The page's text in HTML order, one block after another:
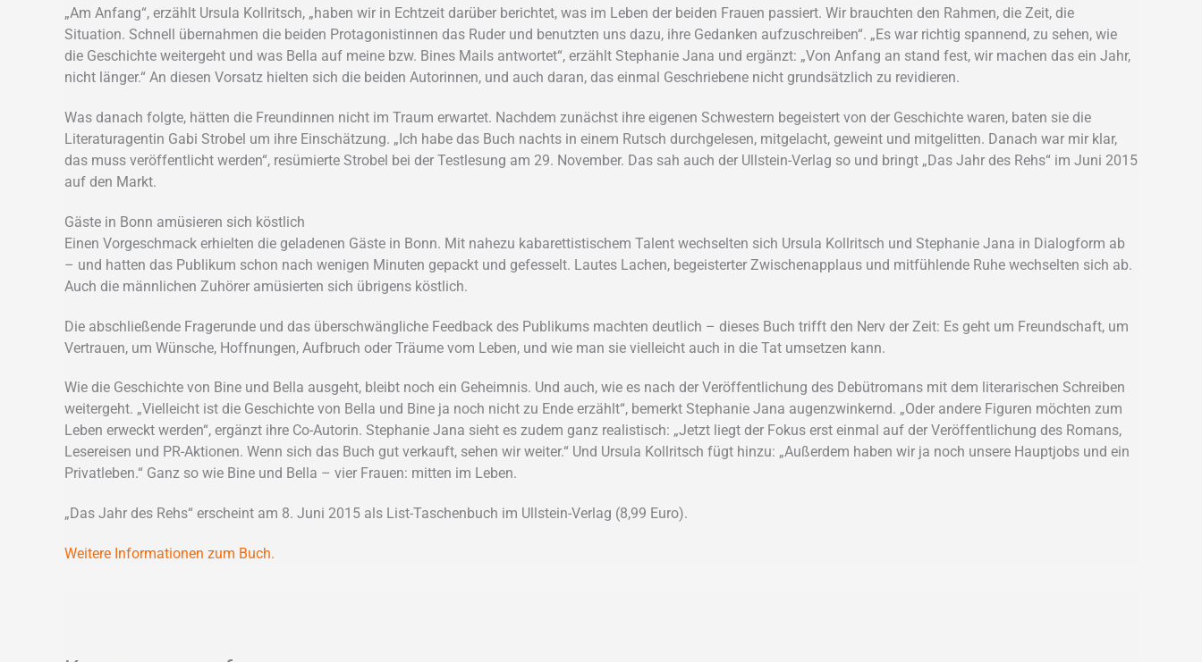
„Am Anfang“, erzählt Ursula Kollritsch, „haben wir in Echtzeit darüber berichtet, was im Leben der beiden Frauen passiert. Wir brauchten den Rahmen, die Zeit, die
Situation. Schnell übernahmen die beiden Protagonistinnen das Ruder und benutzten uns dazu, ihre Gedanken aufzuschreiben“. „Es war richtig spannend, zu sehen, wie
die Geschichte weitergeht und was Bella auf meine bzw. Bines Mails antwortet“, erzählt Stephanie Jana und ergänzt: „Von Anfang an stand fest, wir machen das ein Jahr,
nicht länger.“ An diesen Vorsatz hielten sich die beiden Autorinnen, und auch daran, das einmal Geschriebene nicht grundsätzlich zu revidieren.
Was danach folgte, hätten die Freundinnen nicht im Traum erwartet. Nachdem zunächst ihre eigenen Schwestern begeistert von der Geschichte waren, baten sie die
Literaturagentin Gabi Strobel um ihre Einschätzung. „Ich habe das Buch nachts in einem Rutsch durchgelesen, mitgelacht, geweint und mitgelitten. Danach war mir klar,
das muss veröffentlicht werden“, resümierte Strobel bei der Testlesung am 29. November. Das sah auch der Ullstein-Verlag so und bringt „Das Jahr des Rehs“ im Juni 2015
auf den Markt.
Gäste in Bonn amüsieren sich köstlich
Einen Vorgeschmack erhielten die geladenen Gäste in Bonn. Mit nahezu kabarettistischem Talent wechselten sich Ursula Kollritsch und Stephanie Jana in Dialogform ab
– und hatten das Publikum schon nach wenigen Minuten gepackt und gefesselt. Lautes Lachen, begeisterter Zwischenapplaus und mitfühlende Ruhe wechselten sich ab.
Auch die männlichen Zuhörer amüsierten sich übrigens köstlich.
Die abschließende Fragerunde und das überschwängliche Feedback des Publikums machten deutlich – dieses Buch trifft den Nerv der Zeit: Es geht um Freundschaft, um
Vertrauen, um Wünsche, Hoffnungen, Aufbruch oder Träume vom Leben, und wie man sie vielleicht auch in die Tat umsetzen kann.
Wie die Geschichte von Bine und Bella ausgeht, bleibt noch ein Geheimnis. Und auch, wie es nach der Veröffentlichung des Debütromans mit dem literarischen Schreiben
weitergeht. „Vielleicht ist die Geschichte von Bella und Bine ja noch nicht zu Ende erzählt“, bemerkt Stephanie Jana augenzwinkernd. „Oder andere Figuren möchten zum
Leben erweckt werden“, ergänzt ihre Co-Autorin. Stephanie Jana sieht es zudem ganz realistisch: „Jetzt liegt der Fokus erst einmal auf der Veröffentlichung des Romans,
Lesereisen und PR-Aktionen. Wenn sich das Buch gut verkauft, sehen wir weiter.“ Und Ursula Kollritsch fügt hinzu: „Außerdem haben wir ja noch unsere Hauptjobs und ein
Privatleben.“ Ganz so wie Bine und Bella – vier Frauen: mitten im Leben.
„Das Jahr des Rehs“ erscheint am 8. Juni 2015 als List-Taschenbuch im Ullstein-Verlag (8,99 Euro).
Weitere Informationen zum Buch.